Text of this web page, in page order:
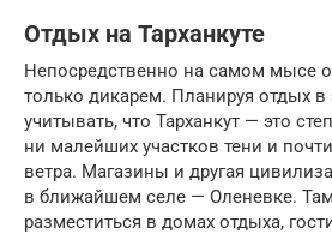
Отдых на Тарханкуте
Непосредственно на самом мысе
только дикарем. Планируя отдых в
учитывать, что Тарханкут — это
ни малейших участков тени и
ветра. Магазины и другая
в ближайшем селе — Оленевке.
разместиться в домах отдыха,